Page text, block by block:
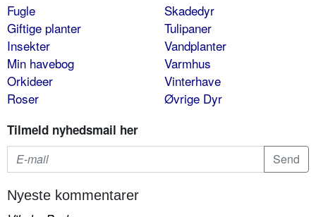
Fugle
Giftige planter
Insekter
Min havebog
Orkideer
Roser
Skadedyr
Tulipaner
Vandplanter
Varmhus
Vinterhave
Øvrige Dyr
Tilmeld nyhedsmail her
Nyeste kommentarer